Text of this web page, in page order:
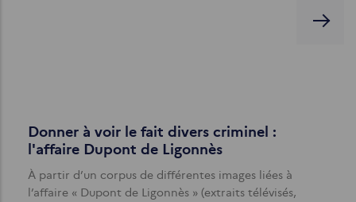
Donner à voir le fait divers criminel :
l'affaire Dupont de Ligonnès
À partir d’un corpus de différentes images liées à
l’affaire « Dupont de Ligonnès » (extraits télévisés,